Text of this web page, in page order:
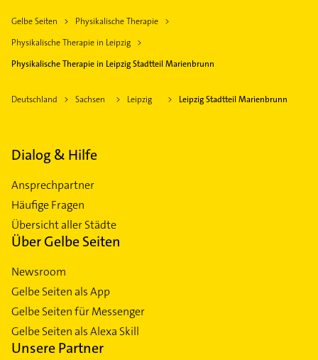
Gelbe Seiten
Physikalische Therapie
Physikalische Therapie in Leipzig
Physikalische Therapie in Leipzig Stadtteil Marienbrunn
Deutschland Sachsen Leipzig Leipzig Stadtteil Marienbrunn
Dialog & Hilfe
Ansprechpartner
Häufige Fragen
Übersicht aller Städte
Über Gelbe Seiten
Newsroom
Gelbe Seiten als App
Gelbe Seiten für Messenger
Gelbe Seiten als Alexa Skill
Unsere Partner